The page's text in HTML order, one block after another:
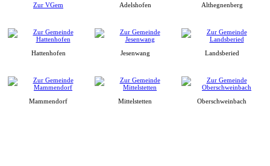
Zur VGem Adelshofen Althegnenberg
Hattenhofen Jesenwang Landsberied
Mammendorf Mittelstetten Oberschweinbach